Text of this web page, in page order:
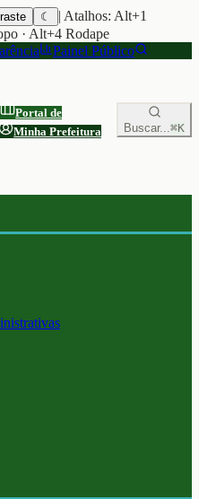
☾
| Atalhos: Alt+1
· Alt+4 Rodape
Painel Público
Portal de
Minha Prefeitura Buscar...⌘K